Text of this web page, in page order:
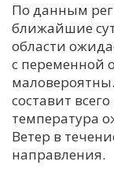
Е
И
К
По данным
ближайшие
области
с переменной
составит
температура
Ветер в
направления.